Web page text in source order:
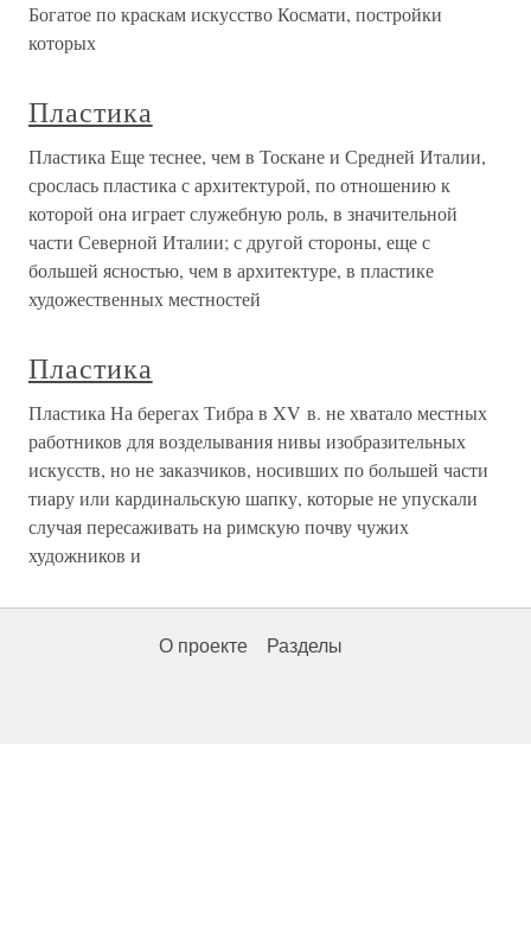
Богатое по краскам искусство Космати, постройки
которых
Пластика
Пластика Еще теснее, чем в Тоскане и Средней Италии,
срослась пластика с архитектурой, по отношению к
которой она играет служебную роль, в значительной
части Северной Италии; с другой стороны, еще с
большей ясностью, чем в архитектуре, в пластике
художественных местностей
Пластика
Пластика На берегах Тибра в XV в. не хватало местных
работников для возделывания нивы изобразительных
искусств, но не заказчиков, носивших по большей части
тиару или кардинальскую шапку, которые не упускали
случая пересаживать на римскую почву чужих
художников и
О проекте Разделы